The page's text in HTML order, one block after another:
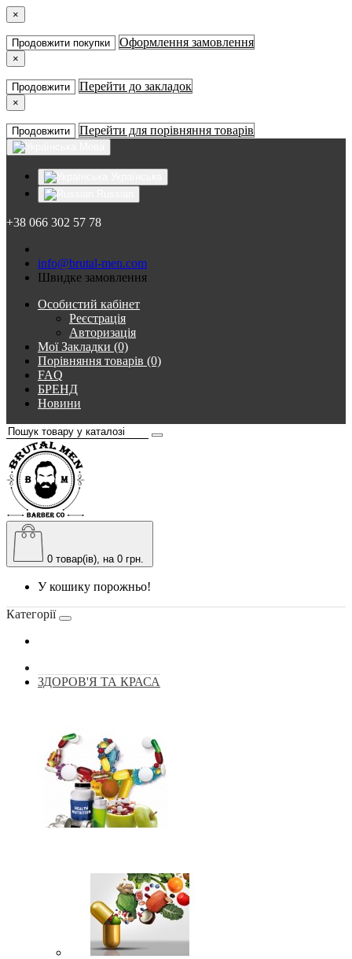
×
Продовжити покупки Оформлення замовлення
×
Продовжити Перейти до закладок
×
Продовжити Перейти для порівняння товарів
+38 066 302 57 78
info@brutal-men.com
Швидке замовлення
Особистий кабінет
Реєстрація
Авторизація
Мої Закладки (0)
Порівняння товарів (0)
FAQ
БРЕНД
Новини
0 товар(ів), на 0 грн.
У кошику порожньо!
Категорії
ЗДОРОВ'Я ТА КРАСА